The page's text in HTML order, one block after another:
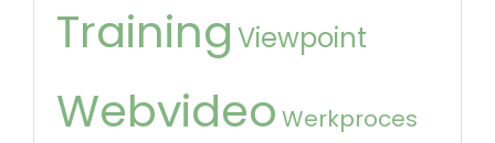
Training Viewpoint
Webvideo Werkproces